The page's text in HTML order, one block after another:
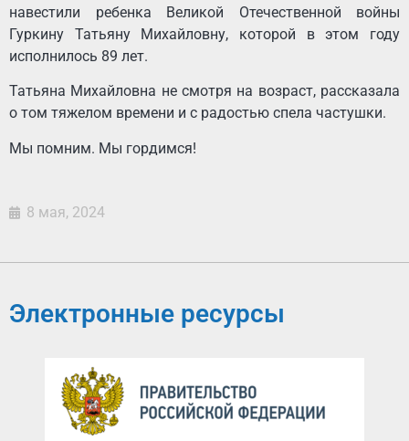
навестили ребенка Великой Отечественной войны
Гуркину Татьяну Михайловну, которой в этом году
исполнилось 89 лет.
Татьяна Михайловна не смотря на возраст, рассказала
о том тяжелом времени и с радостью спела частушки.
Мы помним. Мы гордимся!
8 мая, 2024
Электронные ресурсы